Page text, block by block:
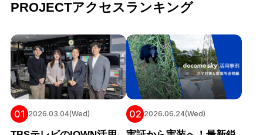
PROJECTアクセスランキング
01 2026.03.04(Wed) 02 2026.06.24(Wed)